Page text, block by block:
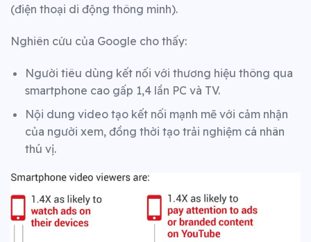
(điện thoại di động thông minh).
Nghiên cứu của Google cho thấy:
Người tiêu dùng kết nối với thương hiệu thông qua
smartphone cao gấp 1,4 lần PC và TV.
Nội dung video tạo kết nối mạnh mẽ với cảm nhận
của người xem, đồng thời tạo trải nghiệm cá nhân
thú vị.